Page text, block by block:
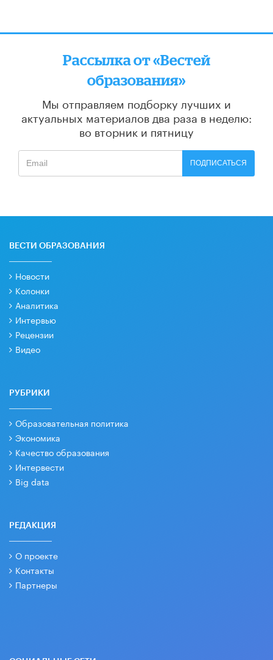
Рассылка от «Вестей
образования»
Мы отправляем подборку лучших и
актуальных материалов два раза в неделю:
во вторник и пятницу
ПОДПИСАТЬСЯ
ВЕСТИ ОБРАЗОВАНИЯ
Новости
Колонки
Аналитика
Интервью
Рецензии
Видео
РУБРИКИ
Образовательная политика
Экономика
Качество образования
Интервести
Big data
РЕДАКЦИЯ
О проекте
Контакты
Партнеры